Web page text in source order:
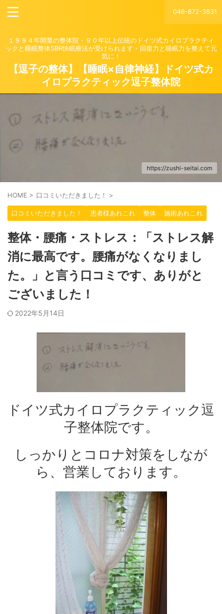
046-872-3831
１９９４年開業の整体院・９０年以上伝統のドイツ式カイロプラクティ
ックと睡眠整体SBR快眠療法が受けられます・回復力と睡眠力を整えて元
気に！
【逗子の整体】【睡眠×自律神経】ドイツ式カ
イロプラクティック逗子整体院
https://zushi-seitai.com
HOME > 口コミいただきました！ >
口コミいただきました！ 患者様あれこれ 整体 施術あれこれ
整体・腰痛・ストレス：「ストレス解
消に最高です。腰痛がなくなりまし
た。」と言う口コミです、ありがと
ございました！
2022年5月14日
ドイツ式カイロプラクティック逗
子整体院です。
しっかりとコロナ対策をしなが
ら、営業しております。